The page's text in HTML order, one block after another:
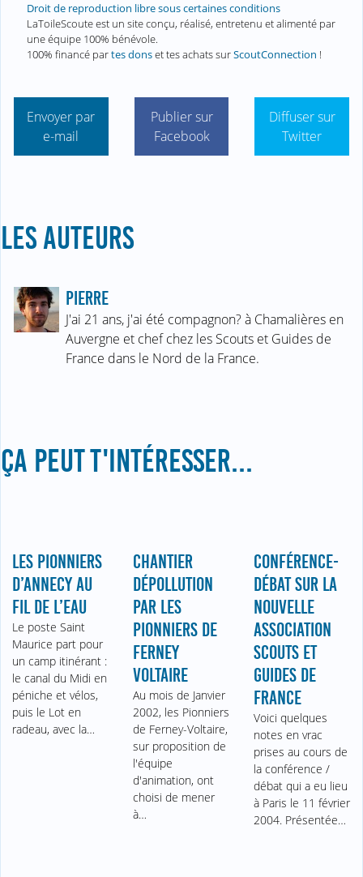
Droit de reproduction libre sous certaines conditions
LaToileScoute est un site conçu, réalisé, entretenu et alimenté par
une équipe 100% bénévole.
100% financé partes donset tes achats surScoutConnection !
Envoyer par
e-mail
Publier sur
Facebook
Diffuser sur
Twitter
LES AUTEURS
PIERRE
J'ai 21 ans, j'ai été compagnon? à Chamalières en
Auvergne et chef chez les Scouts et Guides de
France dans le Nord de la France.
ÇA PEUT T'INTÉRESSER...
LES PIONNIERS
D’ANNECY AU
FIL DE L’EAU
Le poste Saint
Maurice part pour
un camp itinérant :
le canal du Midi en
péniche et vélos,
puis le Lot en
radeau, avec la…
CHANTIER
DÉPOLLUTION
PAR LES
PIONNIERS DE
FERNEY
VOLTAIRE
Au mois de Janvier
2002, les Pionniers
de Ferney-Voltaire,
sur proposition de
l'équipe
d'animation, ont
choisi de mener
à…
CONFÉRENCE-
DÉBAT SUR LA
NOUVELLE
ASSOCIATION
SCOUTS ET
GUIDES DE
FRANCE
Voici quelques
notes en vrac
prises au cours de
la conférence /
débat qui a eu lieu
à Paris le 11 février
2004. Présentée…